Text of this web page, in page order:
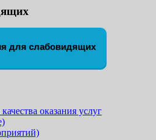
для слабовидящих
оказания услуг